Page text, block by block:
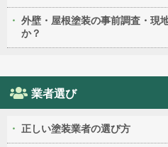
外壁・屋根塗装の事前調査・現
か？
業者選び
正しい塗装業者の選び方